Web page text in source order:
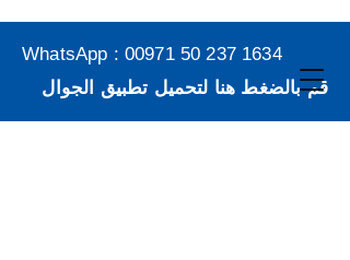
WhatsApp : 00971 50 237 1634
قم بالضغط هنا لتحميل تطبيق الجوال